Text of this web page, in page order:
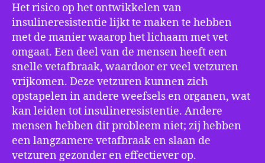
Het risico op het ontwikkelen van
insulineresistentie lijkt te maken te hebben
met de manier waarop het lichaam met vet
omgaat. Een deel van de mensen heeft een
snelle vetafbraak, waardoor er veel vetzuren
vrijkomen. Deze vetzuren kunnen zich
opstapelen in andere weefsels en organen, wat
kan leiden tot insulineresistentie. Andere
mensen hebben dit probleem niet; zij hebben
een langzamere vetafbraak en slaan de
vetzuren gezonder en effectiever op.